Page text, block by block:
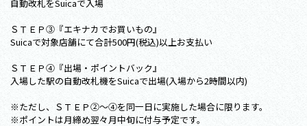
自動改札をSuicaで入場
ＳＴＥＰ③『エキナカでお買いもの』
Suicaで対象店舗にて合計500円(税込)以上お支払い
ＳＴＥＰ④『出場・ポイントバック』
入場した駅の自動改札機をSuicaで出場(入場から2時間以内)
※ただし、ＳＴＥＰ②～④を同一日に実施した場合に限ります。
※ポイントは月締め翌々月中旬に付与予定です。